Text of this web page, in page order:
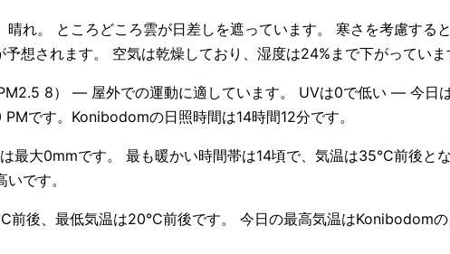
れ。 ところどころ雲が日差しを遮っています。 寒さを考慮する
想されます。 空気は乾燥しており、湿度は24%まで下がっていま
8） — 屋外での運動に適しています。 UVは0で低い — 今日
です。Konibodomの日照時間は14時間12分です。
最大0mmです。 最も暖かい時間帯は14頃で、気温は35°C前後と
です。
後、最低気温は20°C前後です。 今日の最高気温はKonibodom